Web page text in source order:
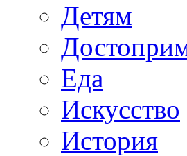
Детям
Еда
Искусство
История